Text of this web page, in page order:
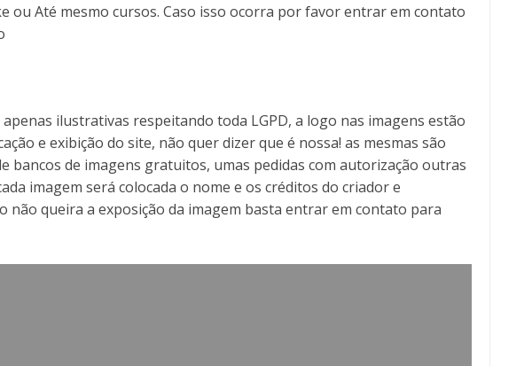
ou Até mesmo cursos. Caso isso ocorra por favor entrar em contato
apenas ilustrativas respeitando toda LGPD, a logo nas imagens estão
e exibição do site, não quer dizer que é nossa! as mesmas são
bancos de imagens gratuitos, umas pedidas com autorização outras
imagem será colocada o nome e os créditos do criador e
não queira a exposição da imagem basta entrar em contato para